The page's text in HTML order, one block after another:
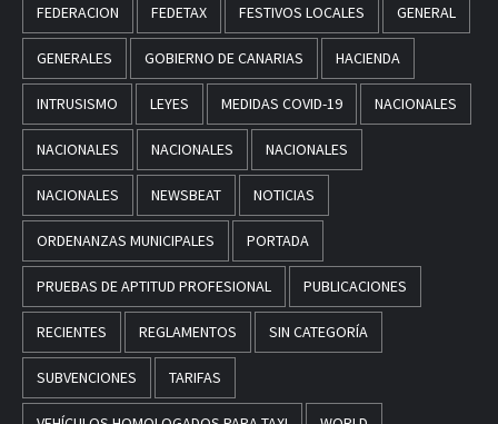
FEDERACION FEDETAX FESTIVOS LOCALES GENERAL
GENERALES GOBIERNO DE CANARIAS HACIENDA
INTRUSISMO LEYES MEDIDAS COVID-19 NACIONALES
NACIONALES NACIONALES NACIONALES
NACIONALES NEWSBEAT NOTICIAS
ORDENANZAS MUNICIPALES PORTADA
PRUEBAS DE APTITUD PROFESIONAL PUBLICACIONES
RECIENTES REGLAMENTOS SIN CATEGORÍA
SUBVENCIONES TARIFAS